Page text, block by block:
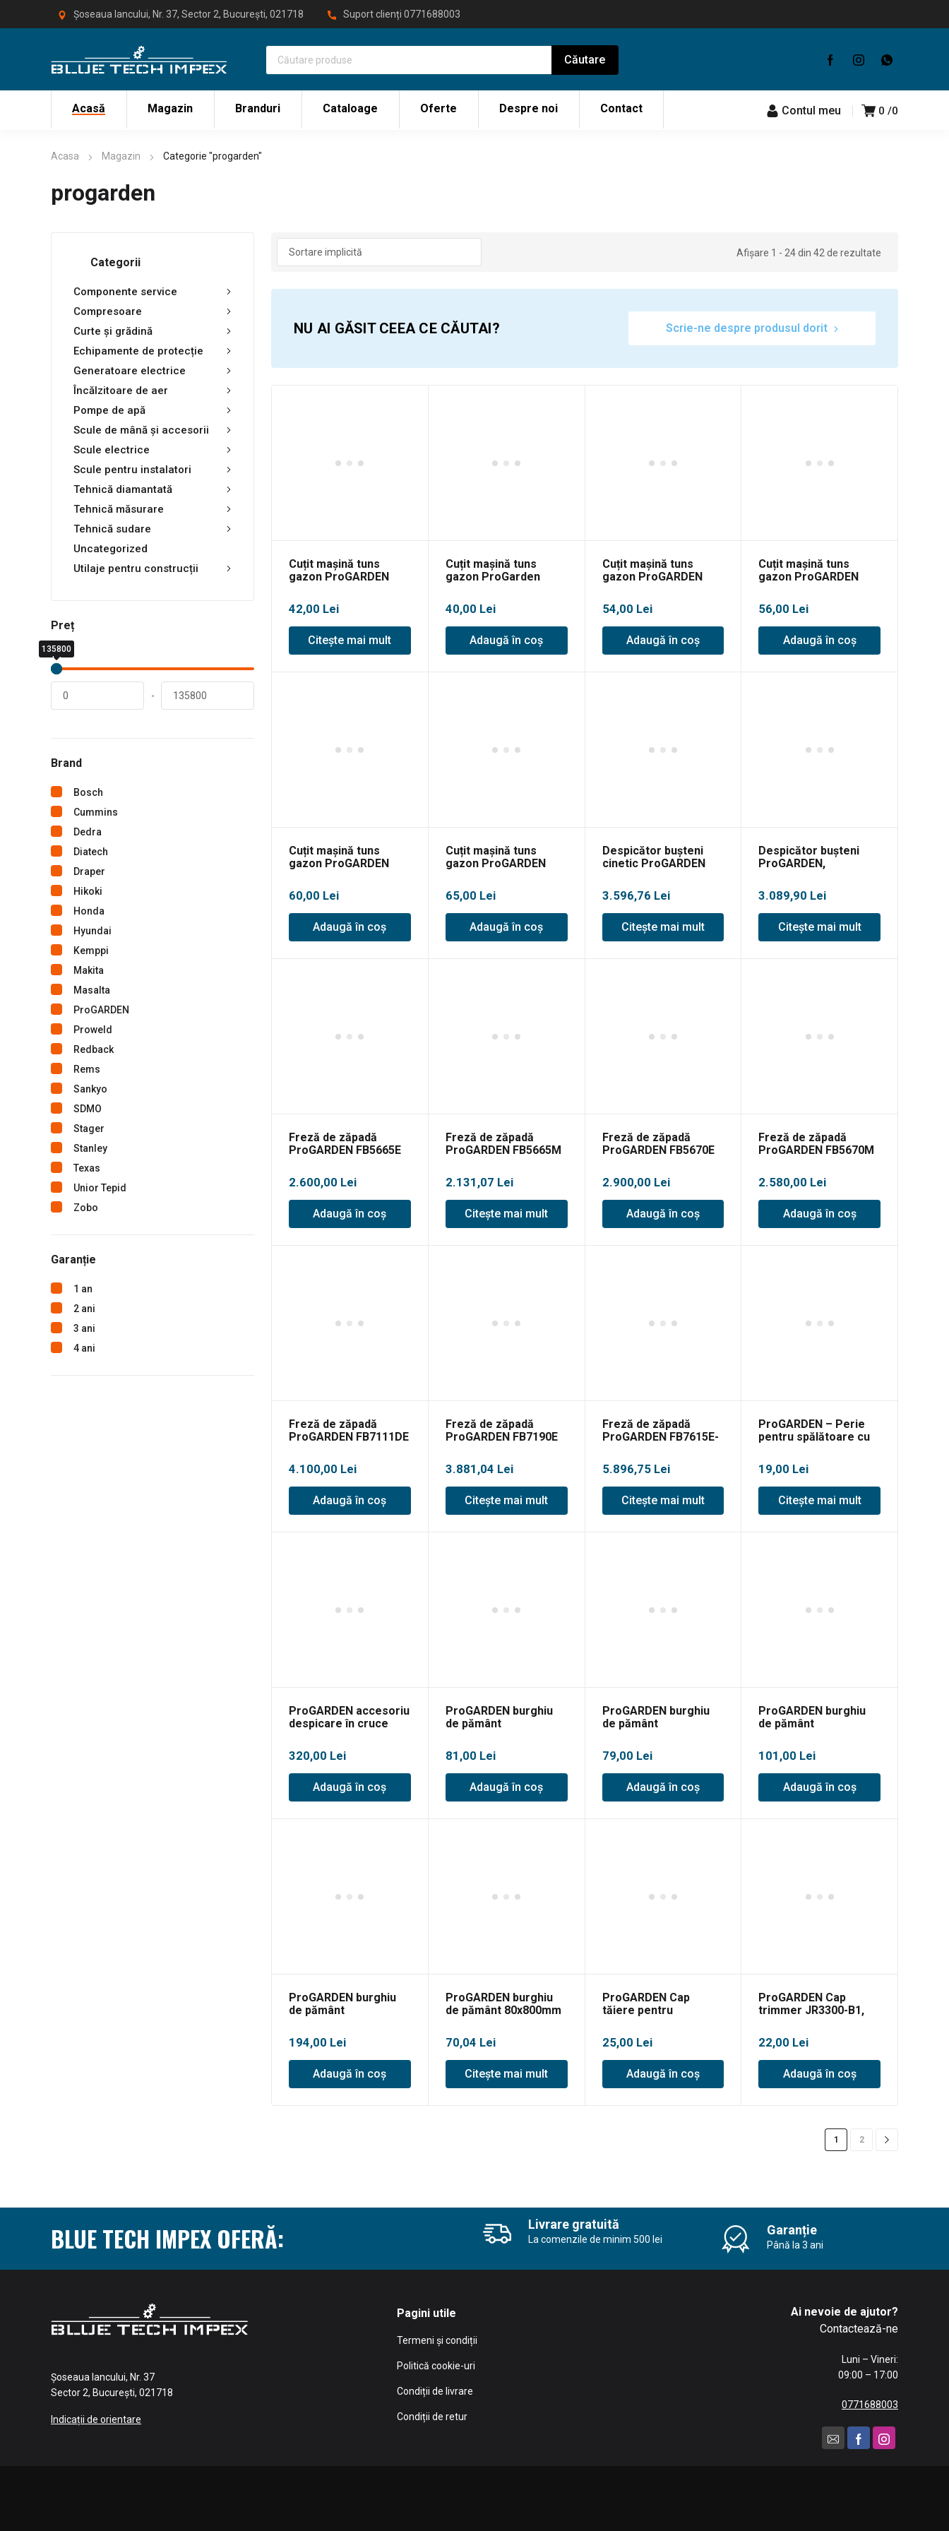
Șoseaua Iancului, Nr. 37, Sector 2, București, 021718 Suport clienți 0771688003
Acasă Magazin Branduri Cataloage Oferte Despre noi Contact 0 0
Contul meu
Acasa Magazin Categorie "progarden"
progarden
Categorii
Componente service
Compresoare
Curte și grădină
Echipamente de protecție
Generatoare electrice
Încălzitoare de aer
Pompe de apă
Scule de mână și accesorii
Scule electrice
Scule pentru instalatori
Tehnică diamantată
Tehnică măsurare
Tehnică sudare
Uncategorized
Utilaje pentru construcții
Preț
0
lei
135800
lei
-
Brand
Bosch
Cummins
Dedra
Diatech
Draper
Hikoki
Honda
Hyundai
Kemppi
Makita
Masalta
ProGARDEN
Proweld
Redback
Rems
Sankyo
SDMO
Stager
Stanley
Texas
Unior Tepid
Zobo
Garanție
1 an
2 ani
3 ani
4 ani
Afișare 1 - 24 din 42 de rezultate
NU AI GĂSIT CEEA CE CĂUTAI? Scrie-ne despre produsul dorit
Cuțit mașină tuns
gazon ProGARDEN
42,00 Lei
Citește mai mult
Cuțit mașină tuns
gazon ProGarden
40,00 Lei
Adaugă în coș
Cuțit mașină tuns
gazon ProGARDEN
T6
54,00 Lei
Adaugă în coș
Cuțit mașină tuns
gazon ProGARDEN
56,00 Lei
Adaugă în coș
Cuțit mașină tuns
gazon ProGARDEN
60,00 Lei
Adaugă în coș
Cuțit mașină tuns
gazon ProGARDEN
65,00 Lei
Adaugă în coș
Despicător bușteni
cinetic ProGARDEN
3.596,76 Lei
Citește mai mult
Despicător bușteni
ProGARDEN,
tone, 230V, 2.3kW
3.089,90 Lei
Citește mai mult
Freză de zăpadă
ProGARDEN FB5665E
2.600,00 Lei
Adaugă în coș
Freză de zăpadă
ProGARDEN FB5665M
2.131,07 Lei
Citește mai mult
Freză de zăpadă
ProGARDEN FB5670E
2.900,00 Lei
Adaugă în coș
Freză de zăpadă
ProGARDEN FB5670M
2.580,00 Lei
Adaugă în coș
Freză de zăpadă
ProGARDEN FB7111DE
4.100,00 Lei
Adaugă în coș
Freză de zăpadă
ProGARDEN FB7190E
3.881,04 Lei
Citește mai mult
Freză de zăpadă
ProGARDEN FB7615E-
5.896,75 Lei
Citește mai mult
ProGARDEN – Perie
pentru spălătoare cu
19,00 Lei
Citește mai mult
ProGARDEN accesoriu
despicare în cruce
320,00 Lei
Adaugă în coș
ProGARDEN burghiu
de pământ
81,00 Lei
Adaugă în coș
ProGARDEN burghiu
de pământ
79,00 Lei
Adaugă în coș
ProGARDEN burghiu
de pământ
101,00 Lei
Adaugă în coș
ProGARDEN burghiu
de pământ
194,00 Lei
Adaugă în coș
ProGARDEN burghiu
de pământ 80x800mm
70,04 Lei
Citește mai mult
ProGARDEN Cap
tăiere pentru
2.4mm
25,00 Lei
Adaugă în coș
ProGARDEN Cap
trimmer JR3300-B1,
22,00 Lei
Adaugă în coș
1 2
BLUE TECH IMPEX OFERĂ: Livrare gratuită
La comenzile de minim 500 lei
Garanție
Până la 3 ani
Șoseaua Iancului, Nr. 37
Sector 2, București, 021718
Indicații de orientare
Pagini utile
Termeni și condiții
Politică cookie-uri
Condiții de livrare
Condiții de retur
Ai nevoie de ajutor?
Contactează-ne
Luni – Vineri:
09:00 – 17:00
0771688003